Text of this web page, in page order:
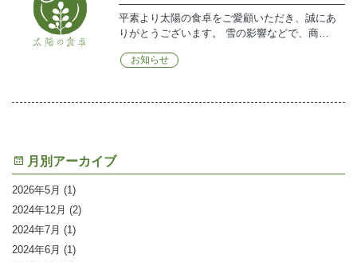
平素より太陽の食卓をご愛顧いただき、誠にあ
りがとうございます。 雪の影響などで、商…
お知らせ
月別アーカイブ
2026年5月 (1)
2024年12月 (2)
2024年7月 (1)
2024年6月 (1)